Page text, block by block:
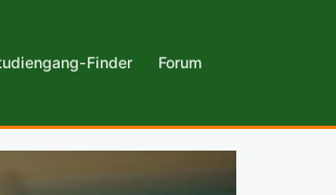
Finder Forum